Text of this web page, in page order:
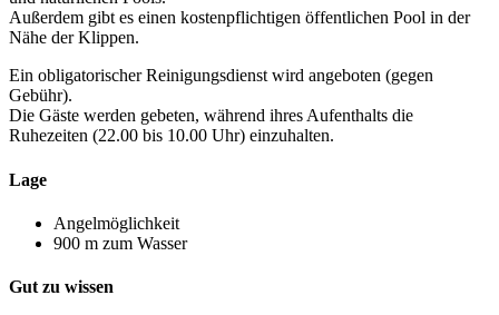
Außerdem gibt es einen kostenpflichtigen öffentlichen Pool in der
Nähe der Klippen.
Ein obligatorischer Reinigungsdienst wird angeboten (gegen
Gebühr).
Die Gäste werden gebeten, während ihres Aufenthalts die
Ruhezeiten (22.00 bis 10.00 Uhr) einzuhalten.
Lage
Angelmöglichkeit
900 m zum Wasser
Gut zu wissen